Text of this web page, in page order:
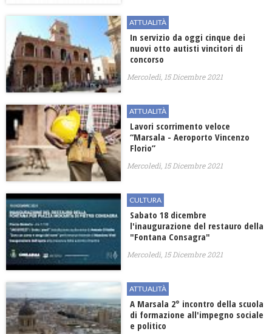
ATTUALITÀ
In servizio da oggi cinque dei
nuovi otto autisti vincitori di
concorso
Mercoledì, 15 Dicembre 2021
ATTUALITÀ
Lavori scorrimento veloce
“Marsala - Aeroporto Vincenzo
Florio”
Mercoledì, 15 Dicembre 2021
CULTURA
Sabato 18 dicembre
l'inaugurazione del restauro della
"Fontana Consagra"
Mercoledì, 15 Dicembre 2021
ATTUALITÀ
A Marsala 2° incontro della scuola
di formazione all'impegno sociale
e politico